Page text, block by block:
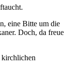
eine Bitte um die
Doch, da freue
kirchlichen